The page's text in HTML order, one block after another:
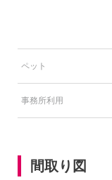
ペット
事務所利用
間取り図